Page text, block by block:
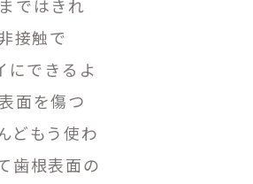
ではきれ
接触で
にできるよ
面を傷つ
どもう使わ
歯根表面の